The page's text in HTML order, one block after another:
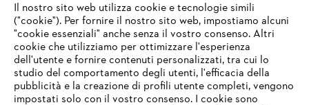
Il nostro sito web utilizza cookie e tecnologie simili
("cookie"). Per fornire il nostro sito web, impostiamo alcuni
"cookie essenziali" anche senza il vostro consenso. Altri
cookie che utilizziamo per ottimizzare l'esperienza
dell'utente e fornire contenuti personalizzati, tra cui lo
studio del comportamento degli utenti, l'efficacia della
pubblicità e la creazione di profili utente completi, vengono
impostati solo con il vostro consenso. I cookie sono